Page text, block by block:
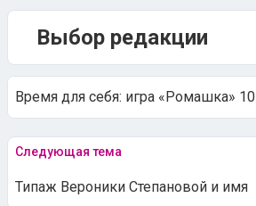
Выбор редакции
Время для себя: игра «Ромашка» 10
Следующая тема
Типаж Вероники Степановой и имя